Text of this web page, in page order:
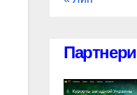
Партнери